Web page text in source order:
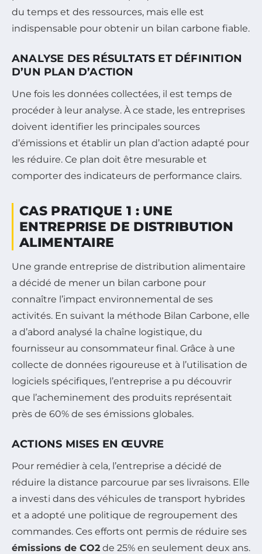
du temps et des ressources, mais elle est
indispensable pour obtenir un bilan carbone fiable.
ANALYSE DES RÉSULTATS ET DÉFINITION
D’UN PLAN D’ACTION
Une fois les données collectées, il est temps de
procéder à leur analyse. À ce stade, les entreprises
doivent identifier les principales sources
d’émissions et établir un plan d’action adapté pour
les réduire. Ce plan doit être mesurable et
comporter des indicateurs de performance clairs.
CAS PRATIQUE 1 : UNE
ENTREPRISE DE DISTRIBUTION
ALIMENTAIRE
Une grande entreprise de distribution alimentaire
a décidé de mener un bilan carbone pour
connaître l’impact environnemental de ses
activités. En suivant la méthode Bilan Carbone, elle
a d’abord analysé la chaîne logistique, du
fournisseur au consommateur final. Grâce à une
collecte de données rigoureuse et à l’utilisation de
logiciels spécifiques, l’entreprise a pu découvrir
que l’acheminement des produits représentait
près de 60% de ses émissions globales.
ACTIONS MISES EN ŒUVRE
Pour remédier à cela, l’entreprise a décidé de
réduire la distance parcourue par ses livraisons. Elle
a investi dans des véhicules de transport hybrides
et a adopté une politique de regroupement des
commandes. Ces efforts ont permis de réduire ses
émissions de CO2 de 25% en seulement deux ans.